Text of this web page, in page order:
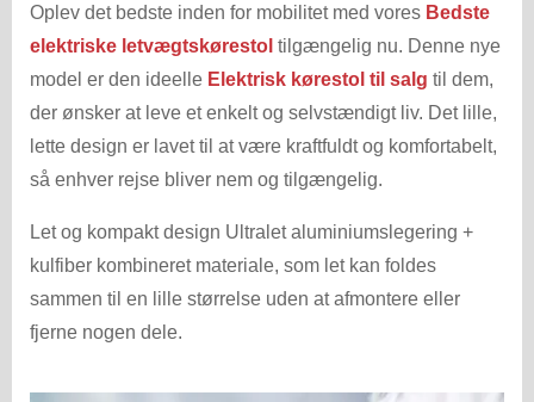
Oplev det bedste inden for mobilitet med vores Bedste
elektriske letvægtskørestol tilgængelig nu. Denne nye
model er den ideelle Elektrisk kørestol til salg til dem,
der ønsker at leve et enkelt og selvstændigt liv. Det lille,
lette design er lavet til at være kraftfuldt og komfortabelt,
så enhver rejse bliver nem og tilgængelig.
Let og kompakt design Ultralet aluminiumslegering +
kulfiber kombineret materiale, som let kan foldes
sammen til en lille størrelse uden at afmontere eller
fjerne nogen dele.